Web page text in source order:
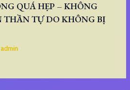
QUÁ HẸP – KHÔNG
THẦN TỰ DO KHÔNG BỊ
admin